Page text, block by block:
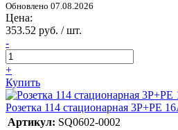
Обновлено 07.08.2026
Цена:
353.52 руб. / шт.
-
+
Купить
Розетка 114 стационарная 3Р+РЕ
Артикул: SQ0602-0002